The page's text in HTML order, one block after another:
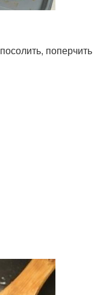
поперчить